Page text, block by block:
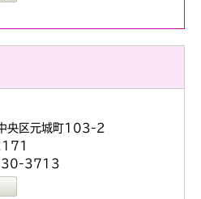
区元城町103-2
3713